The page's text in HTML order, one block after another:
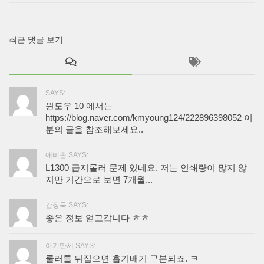
최근 댓글 보기
SAYS:
윈도우 10 에서는
https://blog.naver.com/kmyoung124/222896398052 이
분의 글을 참조해보세요..
애비손 SAYS:
L1300 급지롤러 문제 있네요. 저는 인쇄량이 많지 않
지만 기간으로 보면 7개월...
간장묵 SAYS:
좋은 정보 얻고갑니다 ㅎㅎ
아기만세 SAYS:
쿨러를 뒤집으면 흡기배기 구분되죠. ㅋ